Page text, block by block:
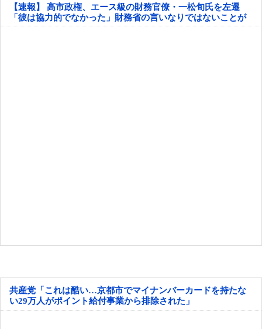
【速報】 高市政権、エース級の財務官僚・一松旬氏を左遷
「彼は協力的でなかった」財務省の言いなりではないことが
判明
共産党「これは酷い…京都市でマイナンバーカードを持たな
い29万人がポイント給付事業から排除された」